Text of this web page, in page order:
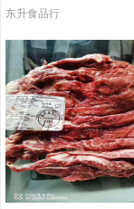
东升食品行